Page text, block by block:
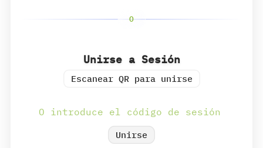
O
Unirse a Sesión
Escanear QR para unirse
Unirse